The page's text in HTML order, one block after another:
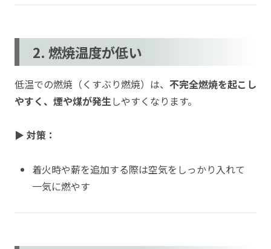
2. 燃焼温度が低い
低温での燃焼（くすぶり燃焼）は、 不完全燃焼を起こし
やすく、煙や煤が発生 しやすくなります。
▶ 対策：
着火時や薪を追加する際は空気をしっかり入れて
一気に燃やす